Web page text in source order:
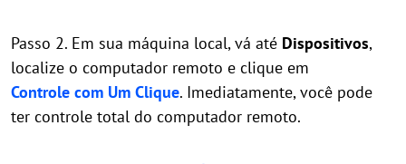
Passo 2. Em sua máquina local, vá até Dispositivos,
localize o computador remoto e clique em
Controle com Um Clique. Imediatamente, você pode
ter controle total do computador remoto.